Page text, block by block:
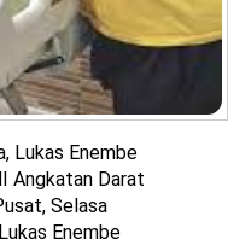
Lukas Enembe
Angkatan Darat
Selasa
Enembe